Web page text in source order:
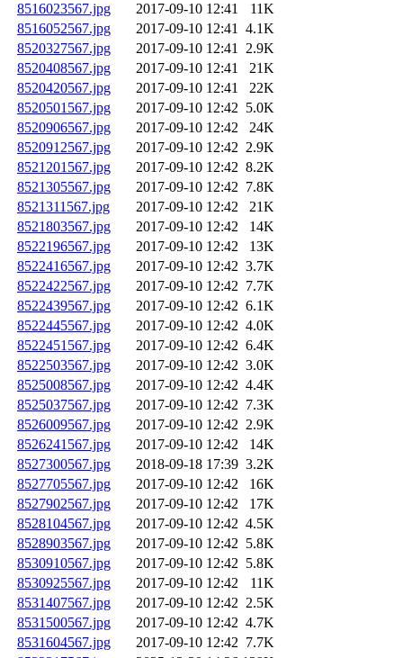
8516023567.jpg
2017-09-10 12:41
11K
8516052567.jpg
2017-09-10 12:41 4.1K
8520327567.jpg
2017-09-10 12:41 2.9K
8520408567.jpg
2017-09-10 12:41
21K
8520420567.jpg
2017-09-10 12:41
22K
8520501567.jpg
2017-09-10 12:42 5.0K
8520906567.jpg
2017-09-10 12:42
24K
8520912567.jpg
2017-09-10 12:42 2.9K
8521201567.jpg
2017-09-10 12:42 8.2K
8521305567.jpg
2017-09-10 12:42 7.8K
8521311567.jpg
2017-09-10 12:42
21K
8521803567.jpg
2017-09-10 12:42
14K
8522196567.jpg
2017-09-10 12:42
13K
8522416567.jpg
2017-09-10 12:42 3.7K
8522422567.jpg
2017-09-10 12:42 7.7K
8522439567.jpg
2017-09-10 12:42 6.1K
8522445567.jpg
2017-09-10 12:42 4.0K
8522451567.jpg
2017-09-10 12:42 6.4K
8522503567.jpg
2017-09-10 12:42 3.0K
8525008567.jpg
2017-09-10 12:42 4.4K
8525037567.jpg
2017-09-10 12:42 7.3K
8526009567.jpg
2017-09-10 12:42 2.9K
8526241567.jpg
2017-09-10 12:42
14K
8527300567.jpg
2018-09-18 17:39 3.2K
8527705567.jpg
2017-09-10 12:42
16K
8527902567.jpg
2017-09-10 12:42
17K
8528104567.jpg
2017-09-10 12:42 4.5K
8528903567.jpg
2017-09-10 12:42 5.8K
8530910567.jpg
2017-09-10 12:42 5.8K
8530925567.jpg
2017-09-10 12:42
11K
8531407567.jpg
2017-09-10 12:42 2.5K
8531500567.jpg
2017-09-10 12:42 4.7K
8531604567.jpg
2017-09-10 12:42 7.7K